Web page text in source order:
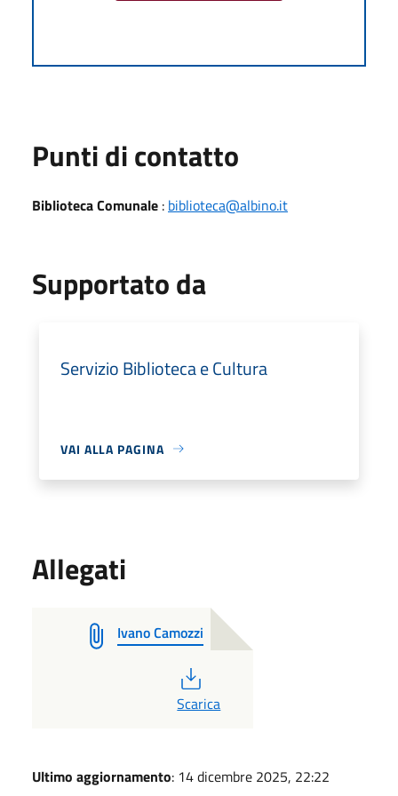
Punti di contatto
Biblioteca Comunale : biblioteca@albino.it
Supportato da
Servizio Biblioteca e Cultura
VAI ALLA PAGINA
Allegati
Ivano Camozzi
PDF
Scarica
Ultimo aggiornamento: 14 dicembre 2025, 22:22